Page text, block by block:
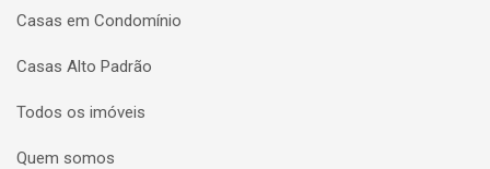
Casas em Condomínio
Casas Alto Padrão
Todos os imóveis
Quem somos